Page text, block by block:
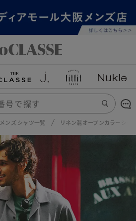
メンズ シャツ一覧 リネン混オープンカラーシャ